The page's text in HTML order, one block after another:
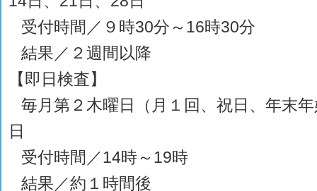
受付時間／９時30分～16時30分
結果／２週間以降
【即日検査】
毎月第２木曜日（月１回、祝日、年末
日
受付時間／14時～19時
結果／約１時間後